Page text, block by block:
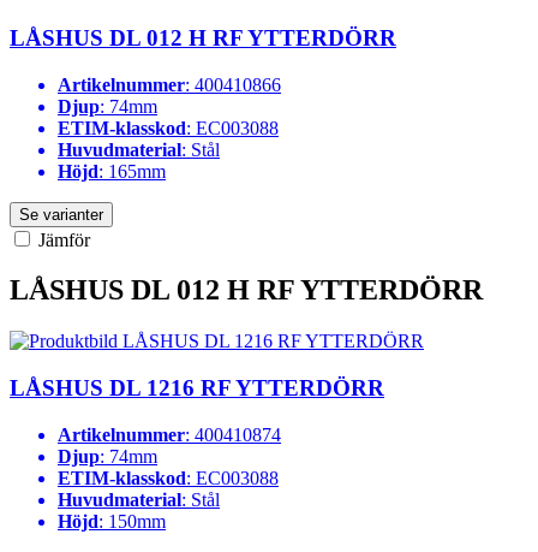
LÅSHUS DL 012 H RF YTTERDÖRR
Artikelnummer: 400410866
Djup: 74mm
ETIM-klasskod: EC003088
Huvudmaterial: Stål
Höjd: 165mm
Se varianter
Jämför
LÅSHUS DL 012 H RF YTTERDÖRR
LÅSHUS DL 1216 RF YTTERDÖRR
Artikelnummer: 400410874
Djup: 74mm
ETIM-klasskod: EC003088
Huvudmaterial: Stål
Höjd: 150mm